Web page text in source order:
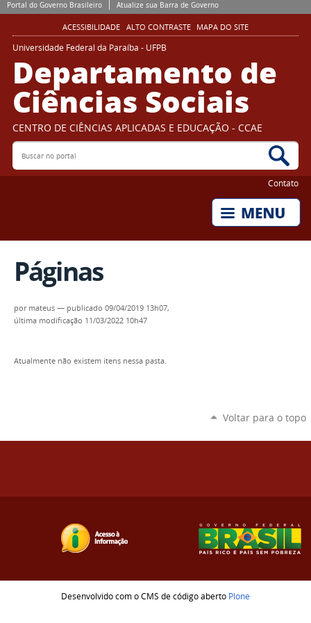
Portal do Governo Brasileiro Atualize sua Barra de Governo
ACESSIBILIDADE ALTO CONTRASTE MAPA DO SITE
Universidade Federal da Paraíba - UFPB
Departamento de
Ciências Sociais
CENTRO DE CIÊNCIAS APLICADAS E EDUCAÇÃO - CCAE
Buscar no portal
Contato
Páginas
por mateus — publicado 09/04/2019 13h07,
última modificação 11/03/2022 10h47
Atualmente não existem itens nessa pasta.
Voltar para o topo
Desenvolvido com o CMS de código aberto Plone